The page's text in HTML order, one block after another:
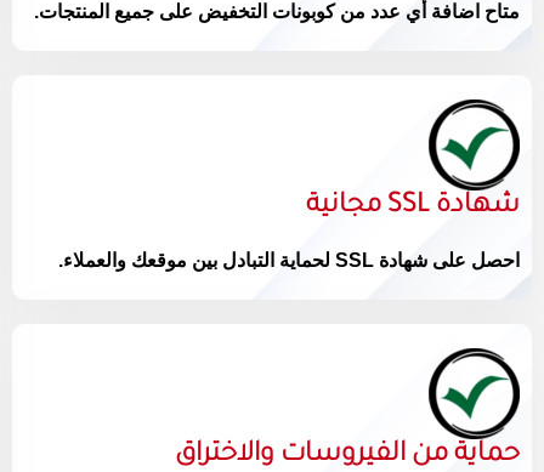
متاح اضافة أي عدد من كوبونات التخفيض على جميع المنتجات.
شهادة SSL مجانية
احصل على شهادة SSL لحماية التبادل بين موقعك والعملاء.
حماية من الفيروسات والاختراق